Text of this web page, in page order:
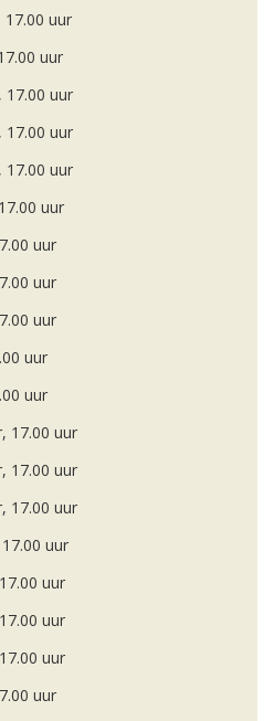
uur
uur
17.00 uur
17.00 uur
17.00 uur
uur
uur
uur
uur
uur
uur
17.00 uur
17.00 uur
17.00 uur
uur
uur
uur
uur
uur